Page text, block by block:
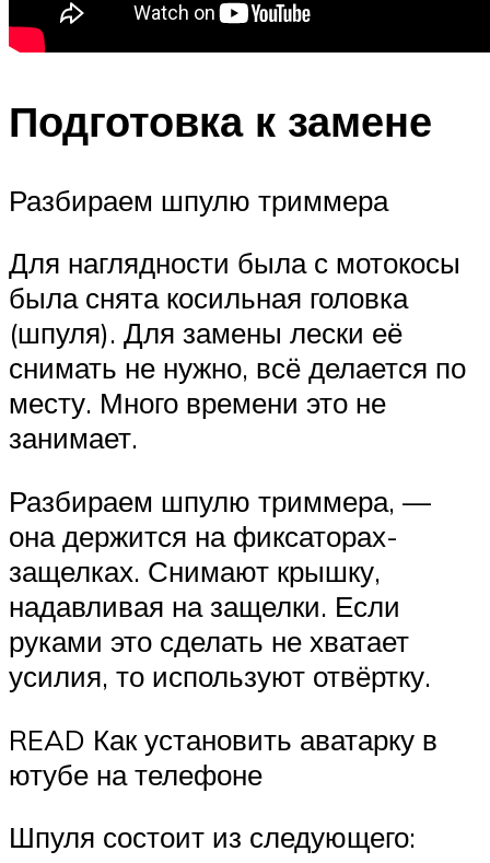
Подготовка к замене
Разбираем шпулю триммера
Для наглядности была с мотокосы
была снята косильная головка
(шпуля). Для замены лески её
снимать не нужно, всё делается по
месту. Много времени это не
занимает.
Разбираем шпулю триммера, —
она держится на фиксаторах-
защелках. Снимают крышку,
надавливая на защелки. Если
руками это сделать не хватает
усилия, то используют отвёртку.
READ Как установить аватарку в
ютубе на телефоне
Шпуля состоит из следующего: